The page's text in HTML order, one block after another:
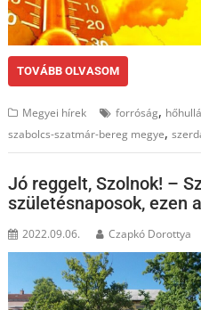
TOVÁBB OLVASOM
Megyei hírek forróság,
szabolcs-szatmár-bereg megye,
Jó reggelt, Szolnok! –
születésnaposok, ezen
2022.09.06. Czapkó Dorottya